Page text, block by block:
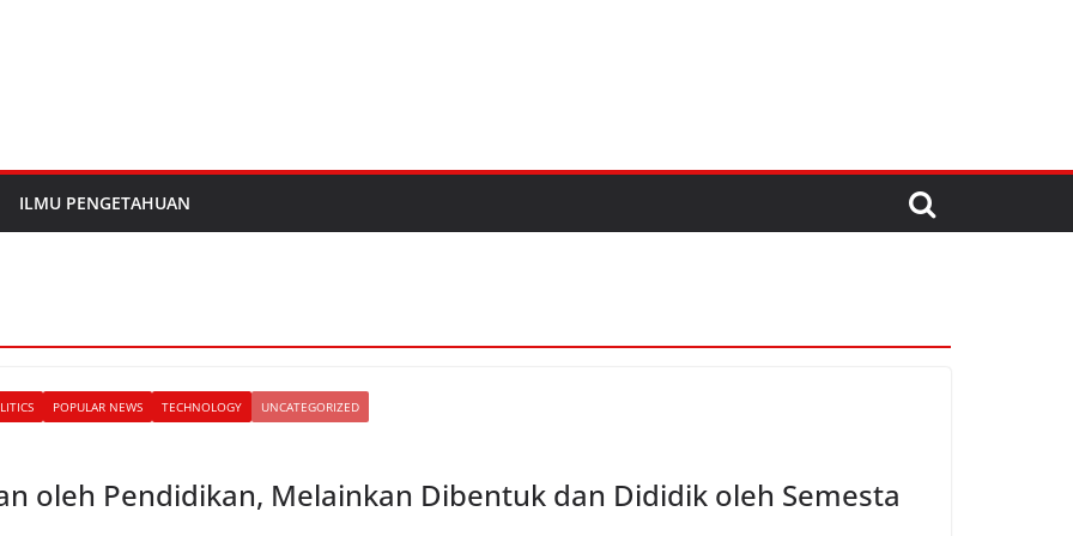
ILMU PENGETAHUAN
POPULAR NEWS TECHNOLOGY UNCATEGORIZED
oleh Pendidikan, Melainkan Dibentuk dan Dididik oleh Semesta